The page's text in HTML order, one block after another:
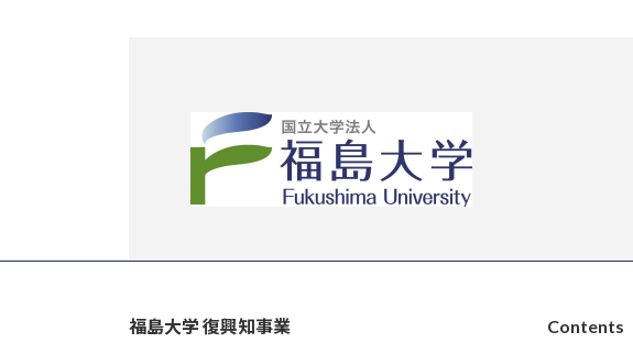
福島大学 復興知事業 Contents